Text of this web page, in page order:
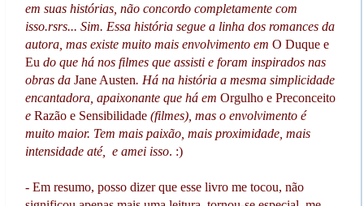
em suas histórias, não concordo completamente com
isso.rsrs... Sim. Essa história segue a linha dos romances da
autora, mas existe muito mais envolvimento em O Duque e
Eu do que há nos filmes que assisti e foram inspirados nas
obras daJane Austen. Há na história a mesma simplicidade
encantadora, apaixonante que há em Orgulho e Preconceito
e Razão e Sensibilidade (filmes), mas o envolvimento é
muito maior. Tem mais paixão, mais proximidade, mais
intensidade até, e amei isso. :)
- Em resumo, posso dizer que esse livro me tocou, não